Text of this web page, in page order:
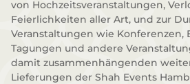
von Hochzeitsveranstaltungen,
Feierlichkeiten aller Art, und zur
Veranstaltungen wie Konferenzen,
Tagungen und andere
damit zusammenhängenden
Lieferungen der Shah Events